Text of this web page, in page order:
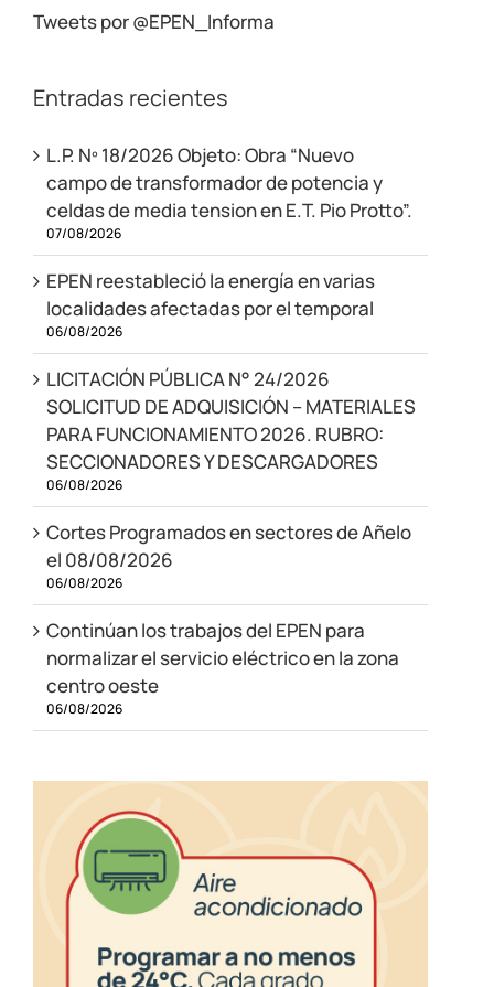
Tweets por @EPEN_Informa
Entradas recientes
L.P. Nº 18/2026 Objeto: Obra “Nuevo
campo de transformador de potencia y
celdas de media tension en E.T. Pio Protto”.
07/08/2026
EPEN reestableció la energía en varias
localidades afectadas por el temporal
06/08/2026
LICITACIÓN PÚBLICA N° 24/2026
SOLICITUD DE ADQUISICIÓN – MATERIALES
PARA FUNCIONAMIENTO 2026. RUBRO:
SECCIONADORES Y DESCARGADORES
06/08/2026
Cortes Programados en sectores de Añelo
el 08/08/2026
06/08/2026
Continúan los trabajos del EPEN para
normalizar el servicio eléctrico en la zona
centro oeste
06/08/2026